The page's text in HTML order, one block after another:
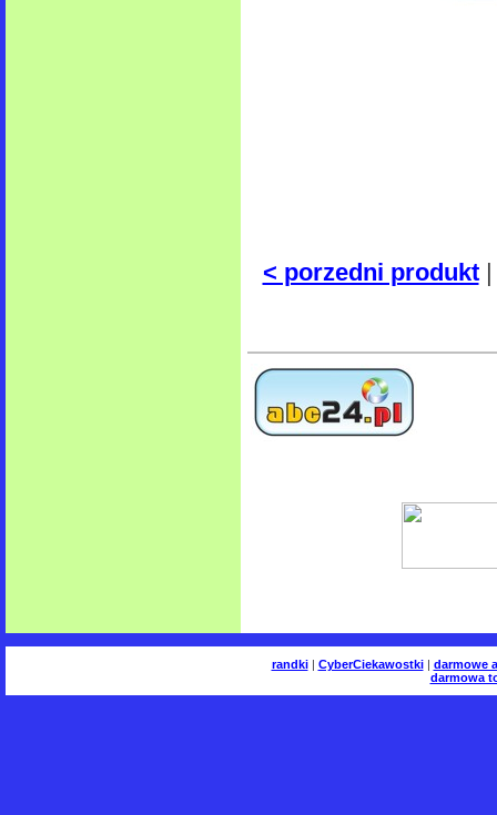
< porzedni produkt
randki| CyberCiekawostki| darmowe
darmowa